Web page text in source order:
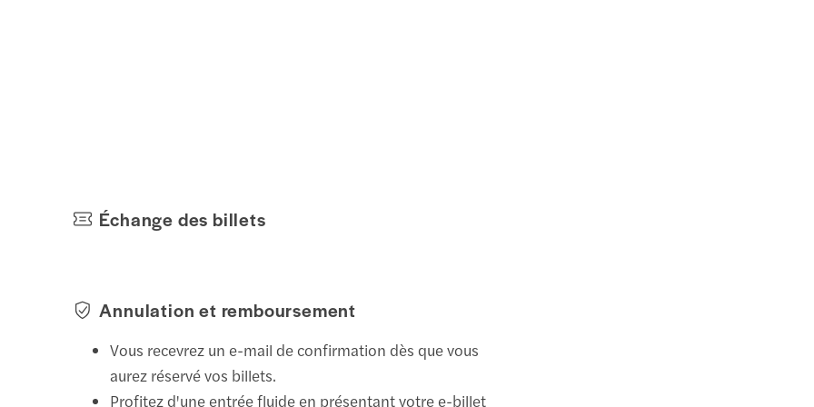
Échange des billets
Annulation et remboursement
Vous recevrez un e-mail de confirmation dès que vous
aurez réservé vos billets.
Profitez d'une entrée fluide en présentant votre e-billet